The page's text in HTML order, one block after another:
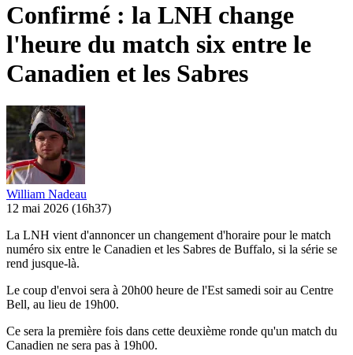
Confirmé : la LNH change
l'heure du match six entre le
Canadien et les Sabres
William Nadeau
12 mai 2026 (16h37)
La LNH vient d'annoncer un changement d'horaire pour le match
numéro six entre le Canadien et les Sabres de Buffalo, si la série se
rend jusque-là.
Le coup d'envoi sera à 20h00 heure de l'Est samedi soir au Centre
Bell, au lieu de 19h00.
Ce sera la première fois dans cette deuxième ronde qu'un match du
Canadien ne sera pas à 19h00.